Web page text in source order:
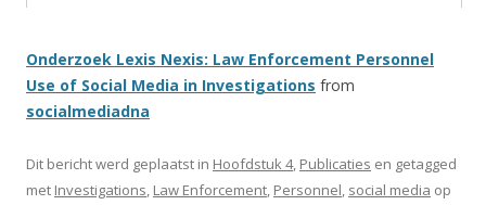
Onderzoek Lexis Nexis: Law Enforcement Personnel
Use of Social Media in Investigations from
socialmediadna
Dit bericht werd geplaatst in Hoofdstuk 4, Publicaties en getagged
met Investigations, Law Enforcement, Personnel, social media op